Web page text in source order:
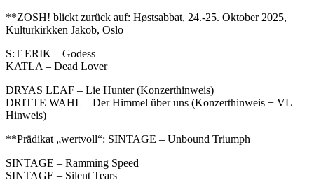
**ZOSH! blickt zurück auf: Høstsabbat, 24.-25. Oktober 2025,
Kulturkirkken Jakob, Oslo
S:T ERIK – Godess
KATLA – Dead Lover
DRYAS LEAF – Lie Hunter (Konzerthinweis)
DRITTE WAHL – Der Himmel über uns (Konzerthinweis + VL
Hinweis)
**Prädikat „wertvoll“: SINTAGE – Unbound Triumph
SINTAGE – Ramming Speed
SINTAGE – Silent Tears